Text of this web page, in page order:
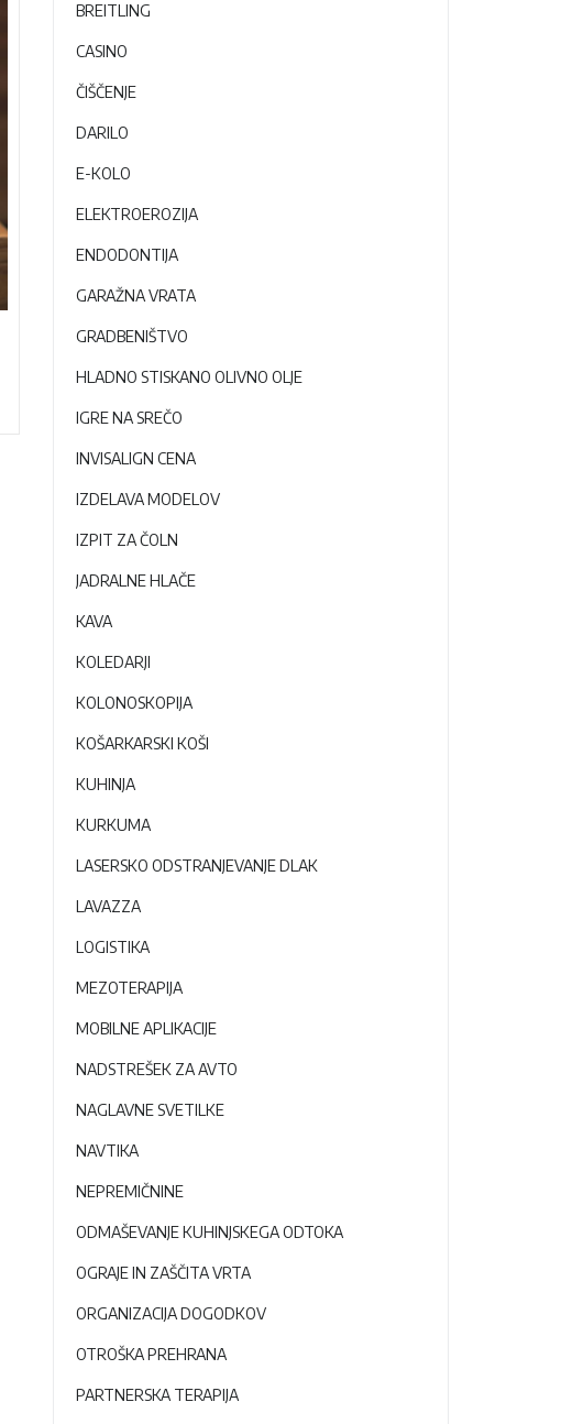
BREITLING
CASINO
ČIŠČENJE
DARILO
E-KOLO
ELEKTROEROZIJA
ENDODONTIJA
GARAŽNA VRATA
GRADBENIŠTVO
HLADNO STISKANO OLIVNO OLJE
IGRE NA SREČO
INVISALIGN CENA
IZDELAVA MODELOV
IZPIT ZA ČOLN
JADRALNE HLAČE
KAVA
KOLEDARJI
KOLONOSKOPIJA
KOŠARKARSKI KOŠI
KUHINJA
KURKUMA
LASERSKO ODSTRANJEVANJE DLAK
LAVAZZA
LOGISTIKA
MEZOTERAPIJA
MOBILNE APLIKACIJE
NADSTREŠEK ZA AVTO
NAGLAVNE SVETILKE
NAVTIKA
NEPREMIČNINE
ODMAŠEVANJE KUHINJSKEGA ODTOKA
OGRAJE IN ZAŠČITA VRTA
ORGANIZACIJA DOGODKOV
OTROŠKA PREHRANA
PARTNERSKA TERAPIJA